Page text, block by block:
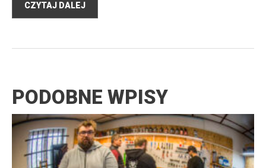
CZYTAJ DALEJ
PODOBNE WPISY